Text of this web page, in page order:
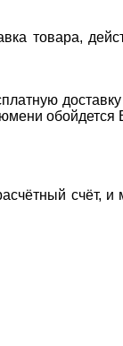
товара,
обойдется